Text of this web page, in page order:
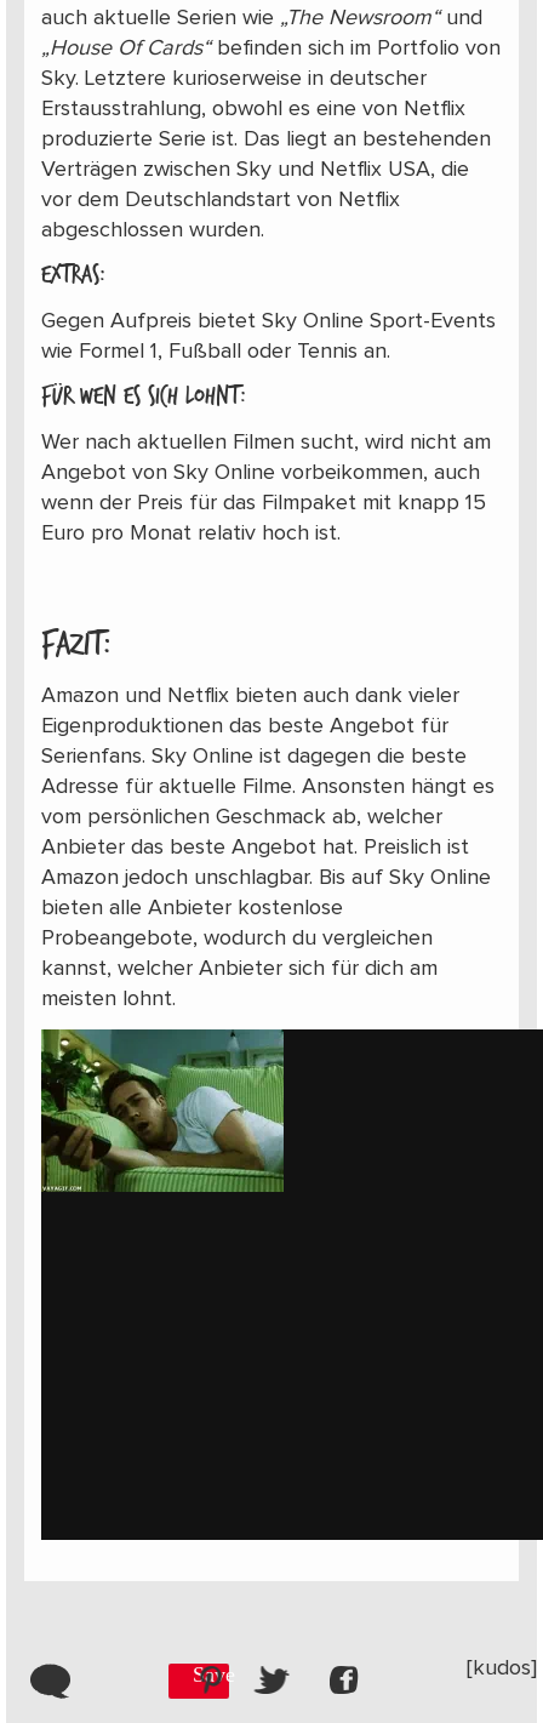
auch aktuelle Serien wie „The Newsroom“und
„House Of Cards“befinden sich im Portfolio von
Sky. Letztere kurioserweise in deutscher
Erstausstrahlung, obwohl es eine von Netflix
produzierte Serie ist. Das liegt an bestehenden
Verträgen zwischen Sky und Netflix USA, die
vor dem Deutschlandstart von Netflix
abgeschlossen wurden.
Extras:
Gegen Aufpreis bietet Sky Online Sport-Events
wie Formel 1, Fußball oder Tennis an.
Für wen es sich lohnt:
Wer nach aktuellen Filmen sucht, wird nicht am
Angebot von Sky Online vorbeikommen, auch
wenn der Preis für das Filmpaket mit knapp 15
Euro pro Monat relativ hoch ist.
Fazit:
Amazon und Netflix bieten auch dank vieler
Eigenproduktionen das beste Angebot für
Serienfans. Sky Online ist dagegen die beste
Adresse für aktuelle Filme. Ansonsten hängt es
vom persönlichen Geschmack ab, welcher
Anbieter das beste Angebot hat. Preislich ist
Amazon jedoch unschlagbar. Bis auf Sky Online
bieten alle Anbieter kostenlose
Probeangebote, wodurch du vergleichen
kannst, welcher Anbieter sich für dich am
meisten lohnt.
Save [kudos]